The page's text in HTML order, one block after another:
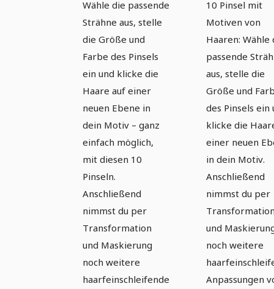
Strähnen
für
Photoshop
und Co
(Version 07)
Wähle die passende
Strähne aus, stelle
die Größe und
Farbe des Pinsels
ein und klicke die
Haare auf einer
neuen Ebene in
dein Motiv – ganz
einfach möglich,
mit diesen 10
Pinseln.
Anschließend
nimmst du per
Transformation
und Maskierung
noch weitere
haarfeinschleifende
Strähnen
für
und Co
(Version
10 Pinsel mit
Motiven von
Haaren: Wähle
passende
aus, stelle die
Größe und
des Pinsels ein
klicke die
einer neuen
in dein Motiv.
Anschließend
nimmst du per
und
noch weitere
Anpassungen